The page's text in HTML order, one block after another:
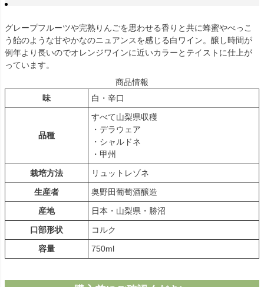
グレープフルーツや完熟りんごを思わせる香りと共に蜂蜜やべっこ
う飴のような甘やかなのニュアンスを感じる白ワイン。醸し時間が
例年より長いのでオレンジワインに近いカラーとテイストに仕上が
っています。
商品情報
味
白・辛口
品種
すべて山梨県収穫
・デラウェア
・シャルドネ
・甲州
栽培方法
リュットレゾネ
生産者
奥野田葡萄酒醸造
産地
日本・山梨県・勝沼
口部形状
コルク
容量
750ml